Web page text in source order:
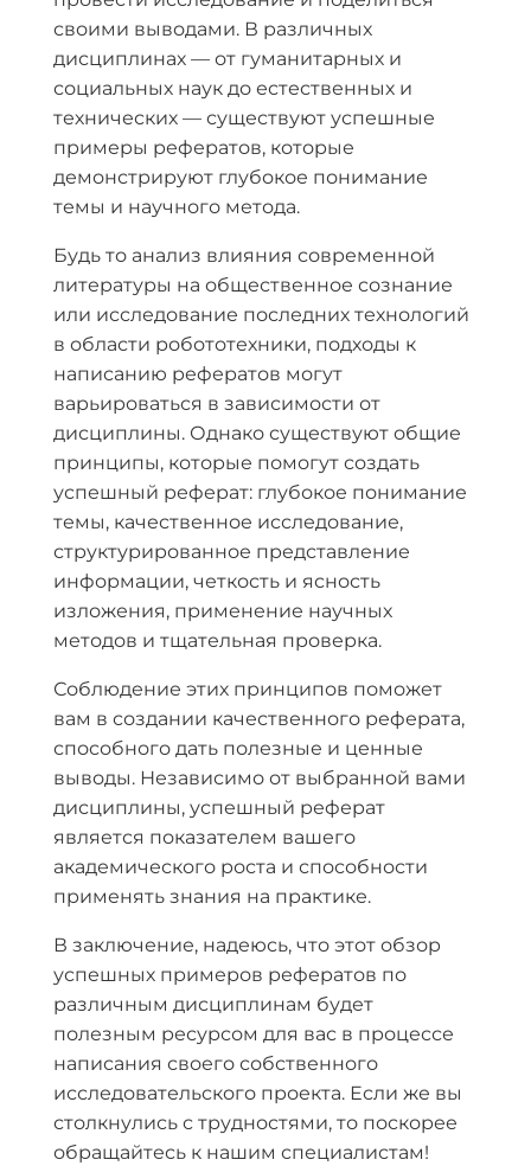
своими выводами. В различных
дисциплинах — от гуманитарных и
социальных наук до естественных и
технических — существуют успешные
примеры рефератов, которые
демонстрируют глубокое понимание
темы и научного метода.
Будь то анализ влияния современной
литературы на общественное сознание
или исследование последних технологий
в области робототехники, подходы к
написанию рефератов могут
варьироваться в зависимости от
дисциплины. Однако существуют общие
принципы, которые помогут создать
успешный реферат: глубокое понимание
темы, качественное исследование,
структурированное представление
информации, четкость и ясность
изложения, применение научных
методов и тщательная проверка.
Соблюдение этих принципов поможет
вам в создании качественного реферата,
способного дать полезные и ценные
выводы. Независимо от выбранной вами
дисциплины, успешный реферат
является показателем вашего
академического роста и способности
применять знания на практике.
В заключение, надеюсь, что этот обзор
успешных примеров рефератов по
различным дисциплинам будет
полезным ресурсом для вас в процессе
написания своего собственного
исследовательского проекта. Если же вы
столкнулись с трудностями, то поскорее
обращайтесь к нашим специалистам!